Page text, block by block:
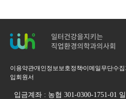
일터건강을지키는
직업환경의학과의사회
이용약관개인정보보호정책 이메일무단수집
입회원서
입금계좌 : 농협 301-0300-1751-01